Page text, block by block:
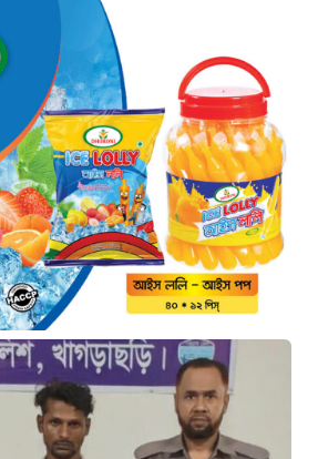
স্কুলে আরও ৭ জনকে হত্যা
১২ ঘণ্টা আগে
সিলেটে দুই বাসের ভয়াবহ সংঘর্ষ: ঝরে গেল
৮টি তাজা প্রাণ, হাসপাতালে ২৫
১২ ঘণ্টা আগে
সিলিন্ডার লিকেজে ভয়াবহ অগ্নিকাণ্ড: দগ্ধ ৩
জনের অবস্থা আশঙ্কাজনক
১২ ঘণ্টা আগে
খুনির দোসর ও ফ্যাসিবাদের সহযোগী’,
সাকিবকে নিয়ে বিস্ফোরক আসিফ আকবর
১ দিন আগে
“ইলিয়াস আলীকে অপহরণ-হত্যা মামলা:
সাইফুর রহমান গ্রেপ্তার হচ্ছেন”
১ দিন আগে